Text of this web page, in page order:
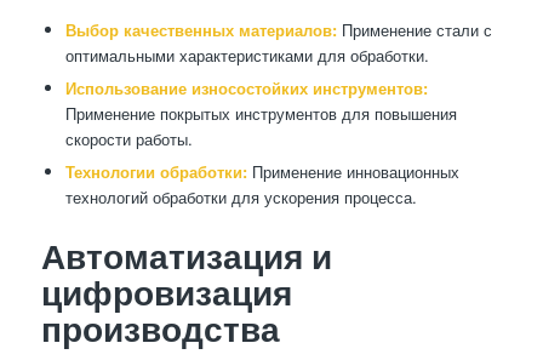
Выбор качественных материалов:Применение стали с
оптимальными характеристиками для обработки.
Использование износостойких инструментов:
Применение покрытых инструментов для повышения
скорости работы.
Технологии обработки:Применение инновационных
технологий обработки для ускорения процесса.
Автоматизация и
цифровизация
производства